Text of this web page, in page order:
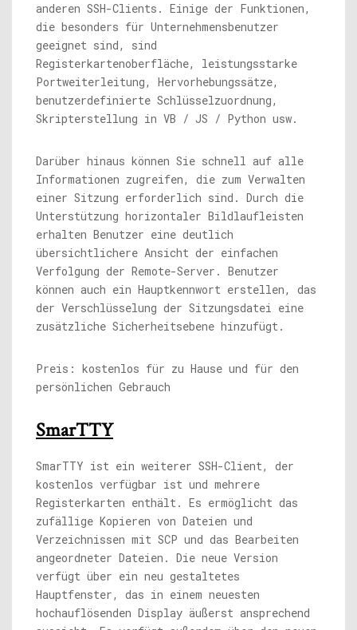
anderen SSH-Clients. Einige der Funktionen,
die besonders für Unternehmensbenutzer
geeignet sind, sind
Registerkartenoberfläche, leistungsstarke
Portweiterleitung, Hervorhebungssätze,
benutzerdefinierte Schlüsselzuordnung,
Skripterstellung in VB / JS / Python usw.
Darüber hinaus können Sie schnell auf alle
Informationen zugreifen, die zum Verwalten
einer Sitzung erforderlich sind. Durch die
Unterstützung horizontaler Bildlaufleisten
erhalten Benutzer eine deutlich
übersichtlichere Ansicht der einfachen
Verfolgung der Remote-Server. Benutzer
können auch ein Hauptkennwort erstellen, das
der Verschlüsselung der Sitzungsdatei eine
zusätzliche Sicherheitsebene hinzufügt.
Preis: kostenlos für zu Hause und für den
persönlichen Gebrauch
SmarTTY
SmarTTY ist ein weiterer SSH-Client, der
kostenlos verfügbar ist und mehrere
Registerkarten enthält. Es ermöglicht das
zufällige Kopieren von Dateien und
Verzeichnissen mit SCP und das Bearbeiten
angeordneter Dateien. Die neue Version
verfügt über ein neu gestaltetes
Hauptfenster, das in einem neuesten
hochauflösenden Display äußerst ansprechend